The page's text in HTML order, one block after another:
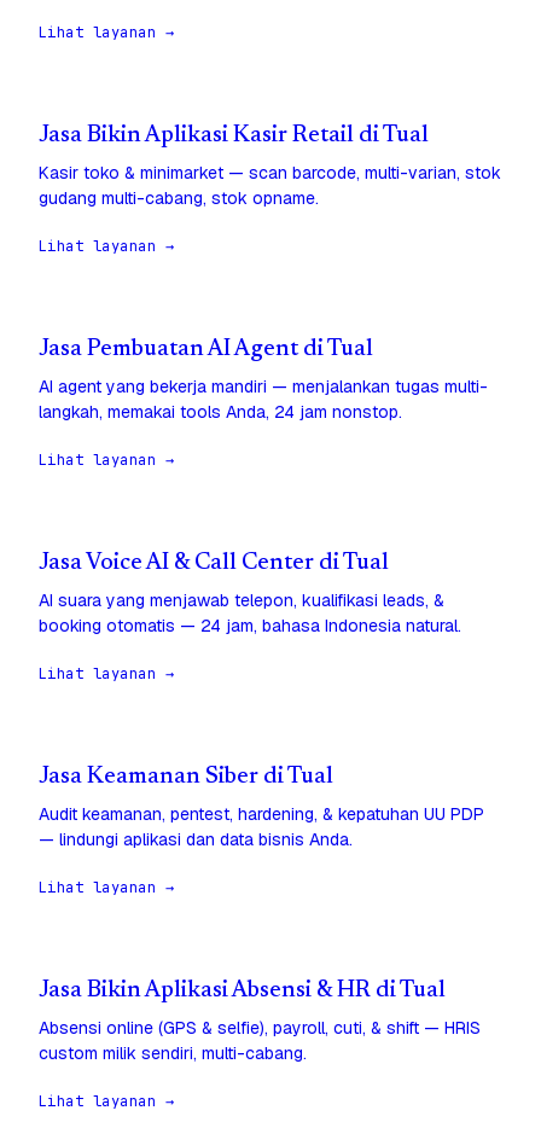
Lihat layanan →
Jasa Bikin Aplikasi Kasir Retail di Tual
Kasir toko & minimarket — scan barcode, multi-varian, stok
gudang multi-cabang, stok opname.
Lihat layanan →
Jasa Pembuatan AI Agent di Tual
AI agent yang bekerja mandiri — menjalankan tugas multi-
langkah, memakai tools Anda, 24 jam nonstop.
Lihat layanan →
Jasa Voice AI & Call Center di Tual
AI suara yang menjawab telepon, kualifikasi leads, &
booking otomatis — 24 jam, bahasa Indonesia natural.
Lihat layanan →
Jasa Keamanan Siber di Tual
Audit keamanan, pentest, hardening, & kepatuhan UU PDP
— lindungi aplikasi dan data bisnis Anda.
Lihat layanan →
Jasa Bikin Aplikasi Absensi & HR di Tual
Absensi online (GPS & selfie), payroll, cuti, & shift — HRIS
custom milik sendiri, multi-cabang.
Lihat layanan →